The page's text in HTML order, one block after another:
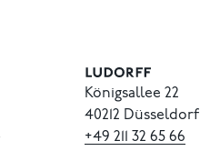
Königsallee 22
40212 Düsseldorf
+49 211 32 65 66